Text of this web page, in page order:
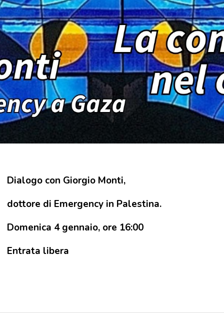
Dialogo con Giorgio Monti,
dottore di Emergency in Palestina.
Domenica 4 gennaio, ore 16:00
Entrata libera